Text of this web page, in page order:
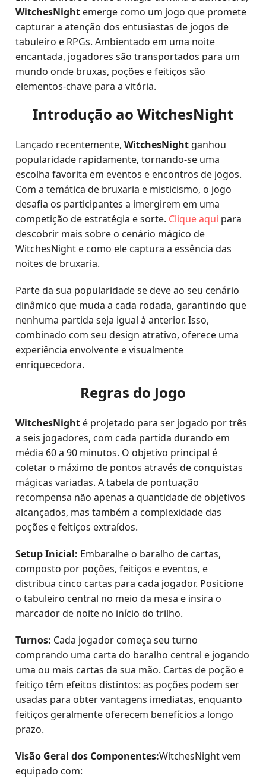
WitchesNight emerge como um jogo que promete
capturar a atenção dos entusiastas de jogos de
tabuleiro e RPGs. Ambientado em uma noite
encantada, jogadores são transportados para um
mundo onde bruxas, poções e feitiços são
elementos-chave para a vitória.
Introdução ao WitchesNight
Lançado recentemente,WitchesNight ganhou
popularidade rapidamente, tornando-se uma
escolha favorita em eventos e encontros de jogos.
Com a temática de bruxaria e misticismo, o jogo
desafia os participantes a imergirem em uma
competição de estratégia e sorte. Clique aqui para
descobrir mais sobre o cenário mágico de
WitchesNight e como ele captura a essência das
noites de bruxaria.
Parte da sua popularidade se deve ao seu cenário
dinâmico que muda a cada rodada, garantindo que
nenhuma partida seja igual à anterior. Isso,
combinado com seu design atrativo, oferece uma
experiência envolvente e visualmente
enriquecedora.
Regras do Jogo
WitchesNight é projetado para ser jogado por três
a seis jogadores, com cada partida durando em
média 60 a 90 minutos. O objetivo principal é
coletar o máximo de pontos através de conquistas
mágicas variadas. A tabela de pontuação
recompensa não apenas a quantidade de objetivos
alcançados, mas também a complexidade das
poções e feitiços extraídos.
Setup Inicial: Embaralhe o baralho de cartas,
composto por poções, feitiços e eventos, e
distribua cinco cartas para cada jogador. Posicione
o tabuleiro central no meio da mesa e insira o
marcador de noite no início do trilho.
Turnos: Cada jogador começa seu turno
comprando uma carta do baralho central e jogando
uma ou mais cartas da sua mão. Cartas de poção e
feitiço têm efeitos distintos: as poções podem ser
usadas para obter vantagens imediatas, enquanto
feitiços geralmente oferecem benefícios a longo
prazo.
Visão Geral dos Componentes:WitchesNight vem
equipado com: